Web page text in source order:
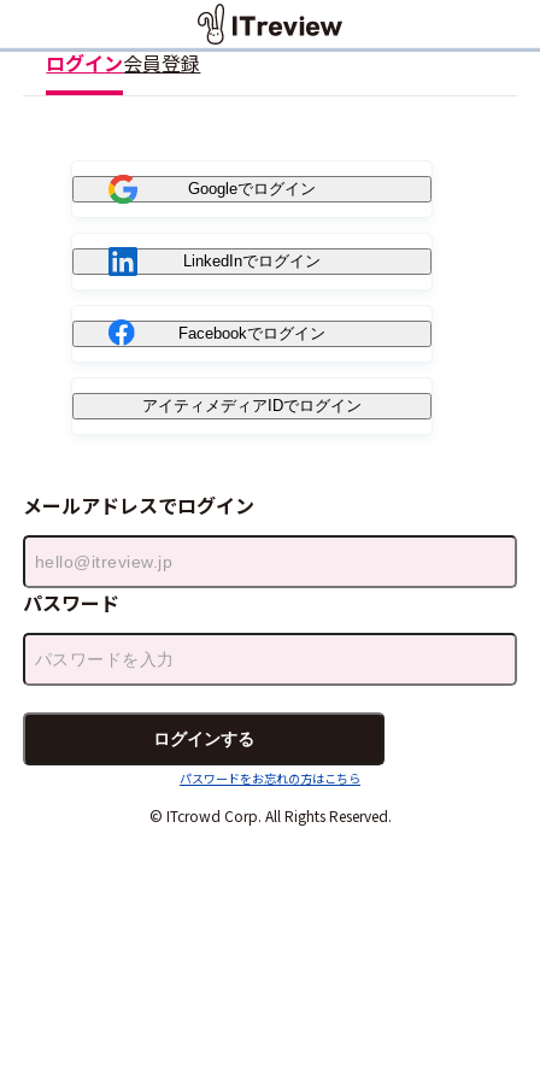
ログイン会員登録
Googleでログイン
LinkedInでログイン
Facebookでログイン
アイティメディアIDでログイン
メールアドレスでログイン
パスワード
パスワードをお忘れの方はこちら
© ITcrowd Corp. All Rights Reserved.